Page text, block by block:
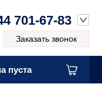
701-67-83
Заказать звонок
пуста